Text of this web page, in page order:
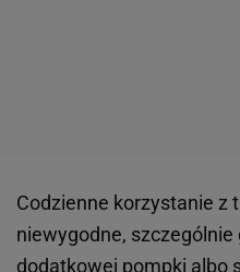
Codzienne korzystanie z
niewygodne,
dodatkowej pompki albo